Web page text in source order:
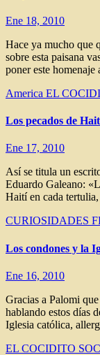
Ene 18, 2010
Hace ya mucho que
sobre esta paisana
poner este
America EL
Los pecados de
Ene 17, 2010
Así se titula un
Eduardo Galeano:
Haití en cada
CURIOSIDADES
Los condones y la
Ene 16, 2010
Gracias a Palomi
hablando estos días
Iglesia católica,
EL COCIDITO